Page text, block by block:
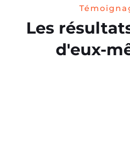
Les
d'eux-